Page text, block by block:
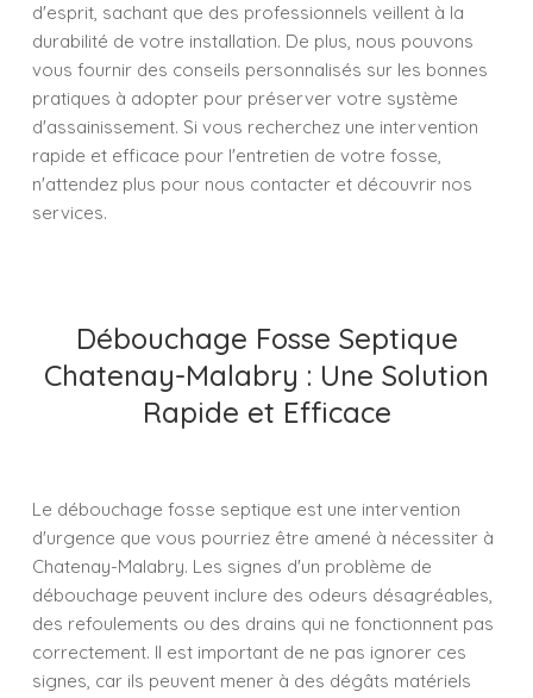
d'esprit, sachant que des professionnels veillent à la
durabilité de votre installation. De plus, nous pouvons
vous fournir des conseils personnalisés sur les bonnes
pratiques à adopter pour préserver votre système
d'assainissement. Si vous recherchez une intervention
rapide et efficace pour l'entretien de votre fosse,
n'attendez plus pour nous contacter et découvrir nos
services.
Débouchage Fosse Septique
Chatenay-Malabry : Une Solution
Rapide et Efficace
Le débouchage fosse septique est une intervention
d'urgence que vous pourriez être amené à nécessiter à
Chatenay-Malabry. Les signes d'un problème de
débouchage peuvent inclure des odeurs désagréables,
des refoulements ou des drains qui ne fonctionnent pas
correctement. Il est important de ne pas ignorer ces
signes, car ils peuvent mener à des dégâts matériels